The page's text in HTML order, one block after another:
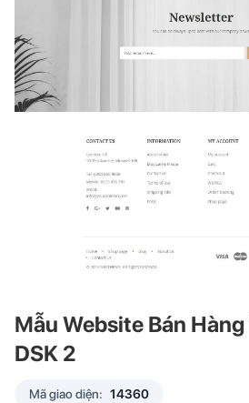
Mẫu Website Bán
DSK 2
Mã giao diện: 14360